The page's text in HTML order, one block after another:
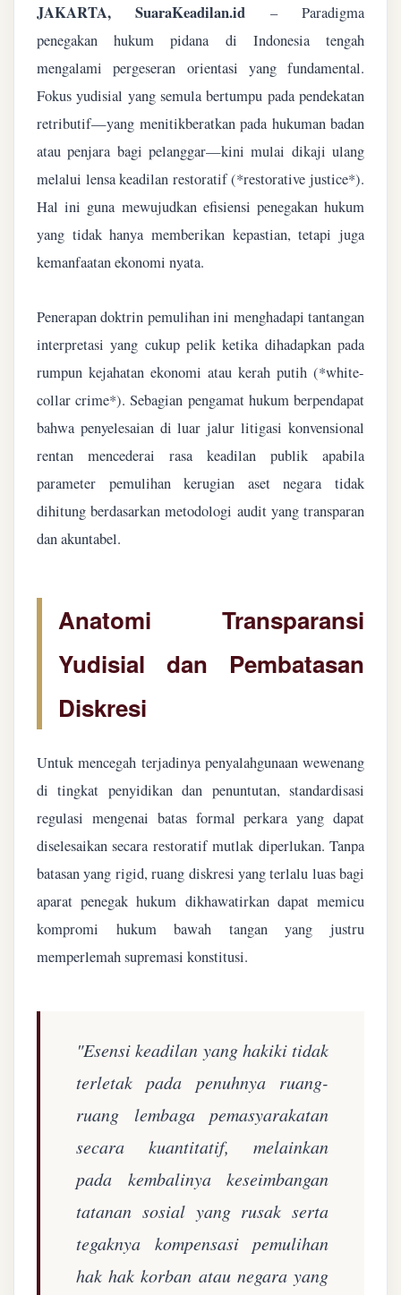
JAKARTA, SuaraKeadilan.id – Paradigma
penegakan hukum pidana di Indonesia tengah
mengalami pergeseran orientasi yang fundamental.
Fokus yudisial yang semula bertumpu pada pendekatan
retributif—yang menitikberatkan pada hukuman badan
atau penjara bagi pelanggar—kini mulai dikaji ulang
melalui lensa keadilan restoratif (*restorative justice*).
Hal ini guna mewujudkan efisiensi penegakan hukum
yang tidak hanya memberikan kepastian, tetapi juga
kemanfaatan ekonomi nyata.
Penerapan doktrin pemulihan ini menghadapi tantangan
interpretasi yang cukup pelik ketika dihadapkan pada
rumpun kejahatan ekonomi atau kerah putih (*white-
collar crime*). Sebagian pengamat hukum berpendapat
bahwa penyelesaian di luar jalur litigasi konvensional
rentan mencederai rasa keadilan publik apabila
parameter pemulihan kerugian aset negara tidak
dihitung berdasarkan metodologi audit yang transparan
dan akuntabel.
Anatomi Transparansi
Yudisial dan Pembatasan
Diskresi
Untuk mencegah terjadinya penyalahgunaan wewenang
di tingkat penyidikan dan penuntutan, standardisasi
regulasi mengenai batas formal perkara yang dapat
diselesaikan secara restoratif mutlak diperlukan. Tanpa
batasan yang rigid, ruang diskresi yang terlalu luas bagi
aparat penegak hukum dikhawatirkan dapat memicu
kompromi hukum bawah tangan yang justru
memperlemah supremasi konstitusi.
"Esensi keadilan yang hakiki tidak
terletak pada penuhnya ruang-
ruang lembaga pemasyarakatan
secara kuantitatif, melainkan
pada kembalinya keseimbangan
tatanan sosial yang rusak serta
tegaknya kompensasi pemulihan
hak hak korban atau negara yang